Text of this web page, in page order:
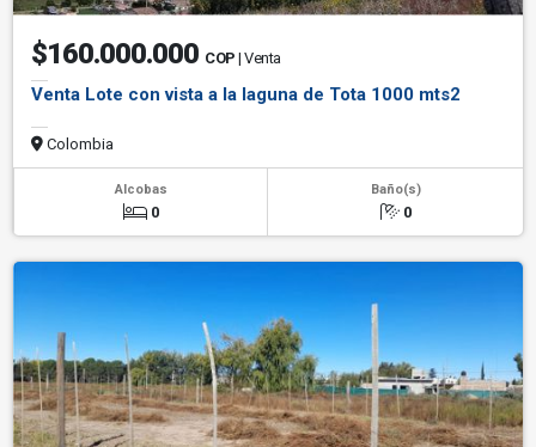
$160.000.000 COP | Venta
Venta Lote con vista a la laguna de Tota 1000 mts2
Colombia
Alcobas
0
Baño(s)
0